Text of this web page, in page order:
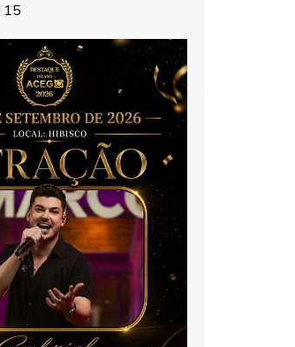
15